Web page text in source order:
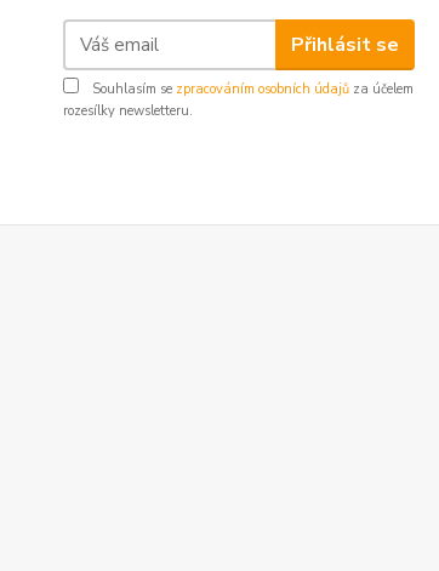
Přihlásit se
Souhlasím se zpracováním osobních údajů za účelem
rozesílky newsletteru.